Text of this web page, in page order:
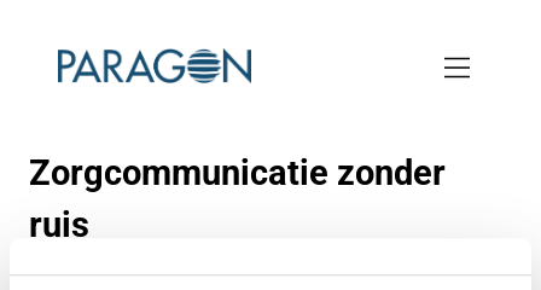
Zorgcommunicatie zonder
ruis